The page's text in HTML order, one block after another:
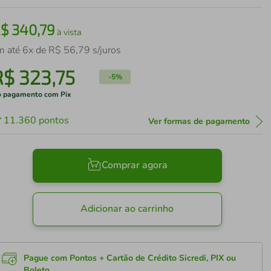
340,79 à vista
até 6x de R$ 56,79 s/juros
323,75 -5%
pagamento com Pix
11.360 pontos Ver formas de pagamento
Comprar agora
Adicionar ao carrinho
Pague com Pontos + Cartão de Crédito Sicredi, PIX ou